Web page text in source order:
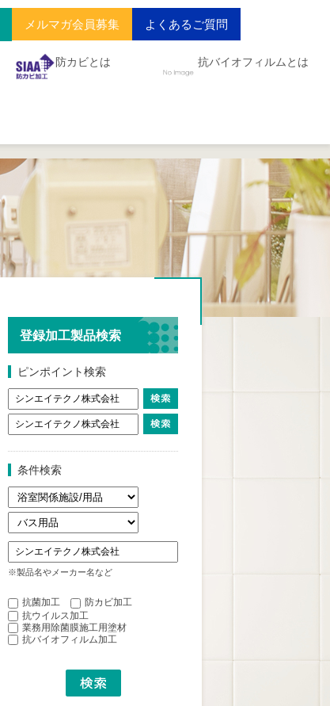
メルマガ会員募集 よくあるご質問
防カビとは 抗バイオフィルムとは
登録加工製品検索
ピンポイント検索
条件検索
※製品名やメーカー名など
抗菌加工
防カビ加工
抗ウイルス加工
業務用除菌膜施工用塗材
抗バイオフィルム加工